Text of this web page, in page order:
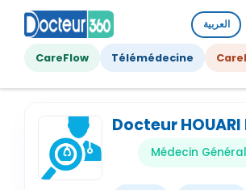
العربية
CareFlow Télémédecine
Docteur HOUARI
Médecin